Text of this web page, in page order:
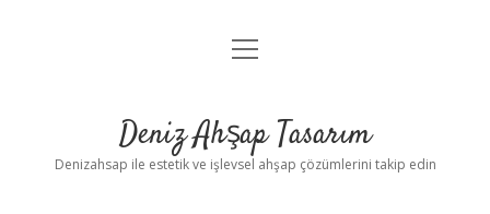
Anasayfa
Yasal Uyarı
menüyü
Deniz Ahşap Tasarım
Denizahsap ile estetik ve işlevsel ahşap çözümlerini takip edin